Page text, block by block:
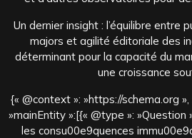
Un dernier insight : l’équilibre entre
majors et agilité éditoriale des
déterminant pour la capacité du
une croissance
{« @context »: »https://schema.org
»mainEntity »:[{« @type »: »Question
les consu00e9quences